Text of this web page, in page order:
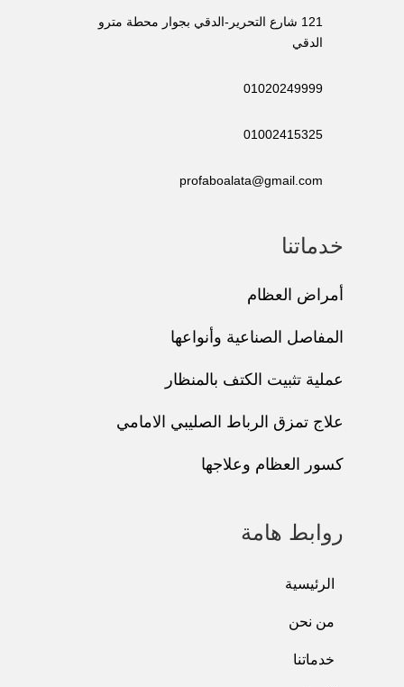
121 شارع التحرير-الدقي بجوار محطة مترو
الدقي
01020249999
01002415325
profaboalata@gmail.com
خدماتنا
أمراض العظام
المفاصل الصناعية وأنواعها
عملية تثبيت الكتف بالمنظار
علاج تمزق الرباط الصليبي الامامي
كسور العظام وعلاجها
روابط هامة
الرئيسية
من نحن
خدماتنا